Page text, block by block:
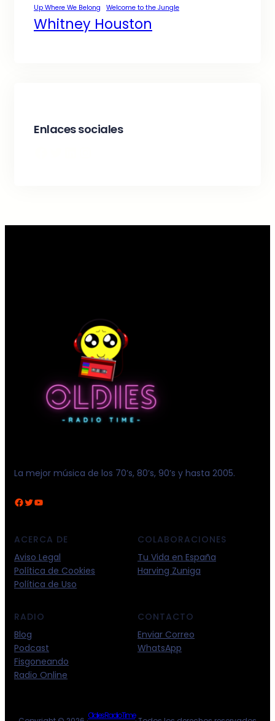
Up Where We Belong Welcome to the Jungle
Whitney Houston
Enlaces sociales
La mejor música de los 70’s, 80’s, 90’s y hasta 2005.
Facebook Twitter YouTube
ACERCA DE
Aviso Legal
Política de Cookies
Política de Uso
COLABORACIONES
Tu Vida en España
Harving Zuniga
RADIO
Blog
Podcast
Fisgoneando
Radio Online
CONTACTO
Enviar Correo
WhatsApp
Oldies Radio Time